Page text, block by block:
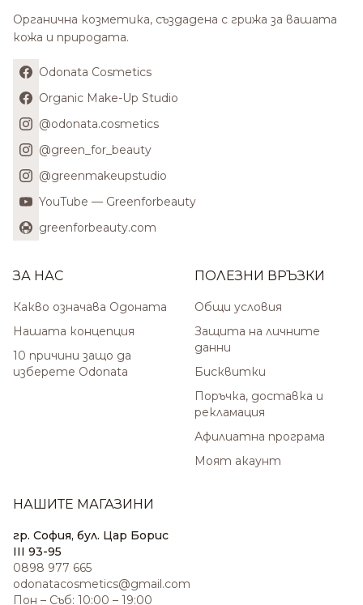
Органична козметика, създадена с грижа за вашата
кожа и природата.
Odonata Cosmetics
Organic Make-Up Studio
@odonata.cosmetics
@green_for_beauty
@greenmakeupstudio
YouTube — Greenforbeauty
greenforbeauty.com
ЗА НАС
Какво означава Одоната
Нашата концепция
10 причини защо да
изберете Odonata
ПОЛЕЗНИ ВРЪЗКИ
Общи условия
Защита на личните
данни
Бисквитки
Поръчка, доставка и
рекламация
Афилиатна програма
Моят акаунт
НАШИТЕ МАГАЗИНИ
гр. София, бул. Цар Борис
III 93-95
0898 977 665
odonatacosmetics@gmail.com
Пон – Съб: 10:00 – 19:00